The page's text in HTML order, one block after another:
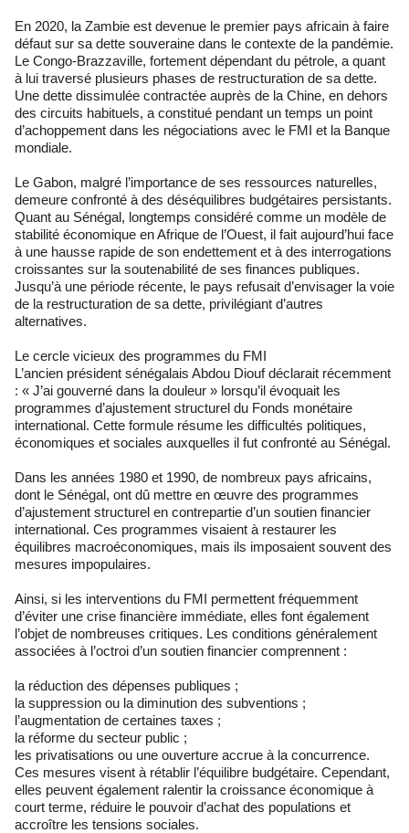
En 2020, la Zambie est devenue le premier pays africain à faire
défaut sur sa dette souveraine dans le contexte de la pandémie.
Le Congo-Brazzaville, fortement dépendant du pétrole, a quant
à lui traversé plusieurs phases de restructuration de sa dette.
Une dette dissimulée contractée auprès de la Chine, en dehors
des circuits habituels, a constitué pendant un temps un point
d’achoppement dans les négociations avec le FMI et la Banque
mondiale.
Le Gabon, malgré l’importance de ses ressources naturelles,
demeure confronté à des déséquilibres budgétaires persistants.
Quant au Sénégal, longtemps considéré comme un modèle de
stabilité économique en Afrique de l’Ouest, il fait aujourd’hui face
à une hausse rapide de son endettement et à des interrogations
croissantes sur la soutenabilité de ses finances publiques.
Jusqu’à une période récente, le pays refusait d’envisager la voie
de la restructuration de sa dette, privilégiant d’autres
alternatives.
Le cercle vicieux des programmes du FMI
L’ancien président sénégalais Abdou Diouf déclarait récemment
: « J’ai gouverné dans la douleur » lorsqu’il évoquait les
programmes d’ajustement structurel du Fonds monétaire
international. Cette formule résume les difficultés politiques,
économiques et sociales auxquelles il fut confronté au Sénégal.
Dans les années 1980 et 1990, de nombreux pays africains,
dont le Sénégal, ont dû mettre en œuvre des programmes
d’ajustement structurel en contrepartie d’un soutien financier
international. Ces programmes visaient à restaurer les
équilibres macroéconomiques, mais ils imposaient souvent des
mesures impopulaires.
Ainsi, si les interventions du FMI permettent fréquemment
d’éviter une crise financière immédiate, elles font également
l’objet de nombreuses critiques. Les conditions généralement
associées à l’octroi d’un soutien financier comprennent :
la réduction des dépenses publiques ;
la suppression ou la diminution des subventions ;
l’augmentation de certaines taxes ;
la réforme du secteur public ;
les privatisations ou une ouverture accrue à la concurrence.
Ces mesures visent à rétablir l’équilibre budgétaire. Cependant,
elles peuvent également ralentir la croissance économique à
court terme, réduire le pouvoir d’achat des populations et
accroître les tensions sociales.